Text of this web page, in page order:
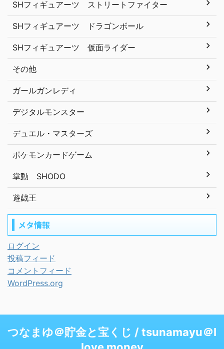
SHフィギュアーツ ストリートファイター
SHフィギュアーツ ドラゴンボール
SHフィギュアーツ 仮面ライダー
その他
ガールガンレディ
デジタルモンスター
デュエル・マスターズ
ポケモンカードゲーム
掌動 SHODO
遊戯王
メタ情報
ログイン
投稿フィード
コメントフィード
WordPress.org
つなまゆ＠貯金と宝くじ / tsunamayu＠I